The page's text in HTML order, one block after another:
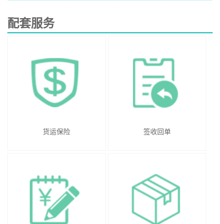
配套服务
货运保险 签收回单